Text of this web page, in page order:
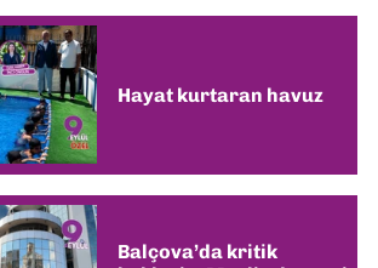
Hayat kurtaran havuz
Balçova’da kritik